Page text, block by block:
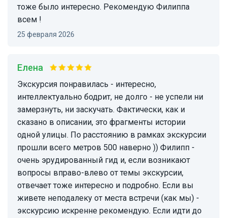
тоже было интересно. Рекомендую Филиппа
всем !
25 февраля 2026
Елена
Экскурсия понравилась - интересно,
интеллектуально бодрит, не долго - не успели ни
замерзнуть, ни заскучать. Фактически, как и
сказано в описании, это фрагменты истории
одной улицы. По расстоянию в рамках экскурсии
прошли всего метров 500 наверно )) Филипп -
очень эрудированный гид и, если возникают
вопросы вправо-влево от темы экскурсии,
отвечает тоже интересно и подробно. Если вы
живете неподалеку от места встречи (как мы) -
экскурсию искренне рекомендую. Если идти до